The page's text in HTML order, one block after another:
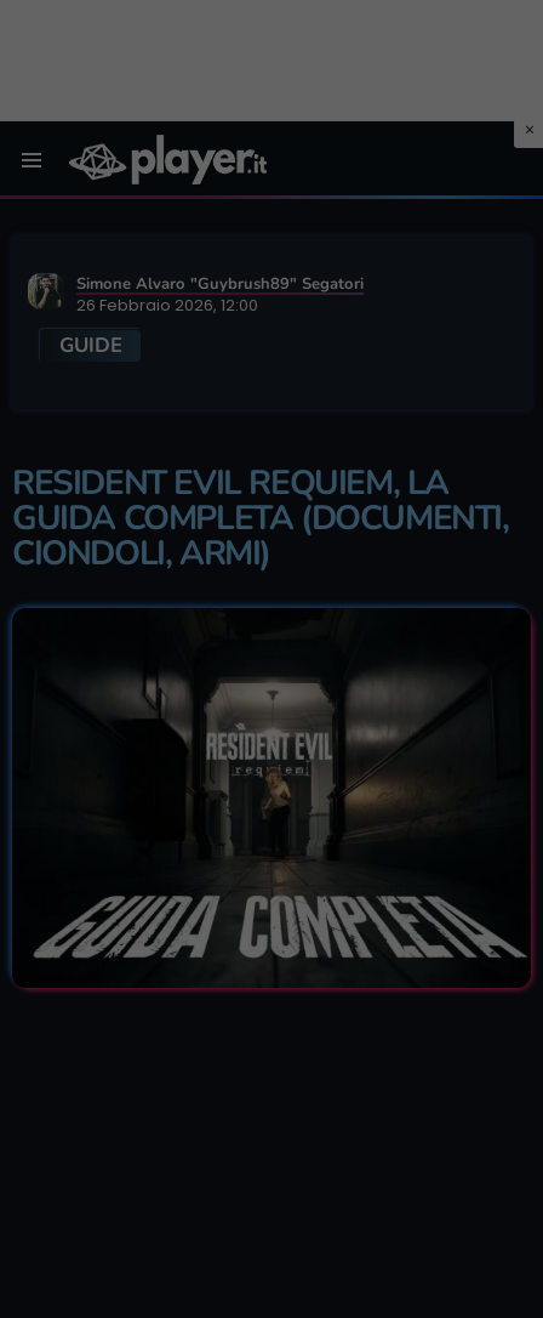
Simone Alvaro "Guybrush89" Segatori
26 Febbraio 2026, 12:00
GUIDE
RESIDENT EVIL REQUIEM, LA
GUIDA COMPLETA (DOCUMENTI,
CIONDOLI, ARMI)